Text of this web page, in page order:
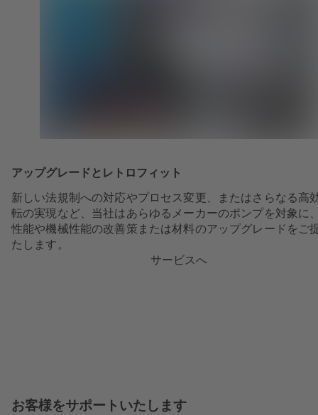
アップグレードとレトロフィット
新しい法規制への対応やプロセス変更、またはさらなる高
転の実現など、当社はあらゆるメーカーのポンプを対象に
性能や機械性能の改善策または材料のアップグレードをご
たします。
サービスへ
お客様をサポートいたします